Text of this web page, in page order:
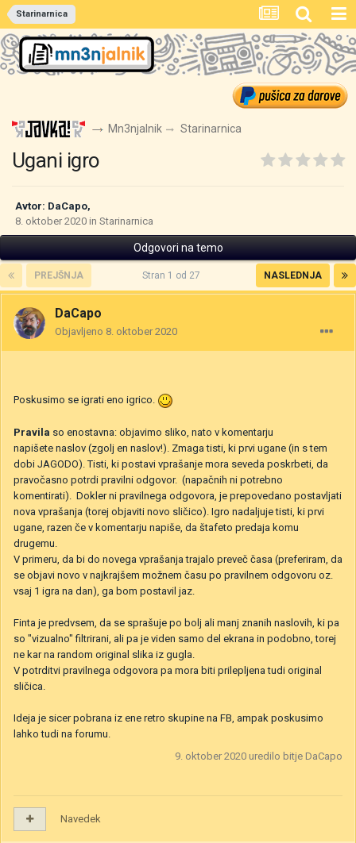
Starinarnica
Mn3njalnik Starinarnica
Ugani igro
Avtor: DaCapo,
8. oktober 2020 in Starinarnica
Odgovori na temo
PREJŠNJA NASLEDNJA
Stran 1 od 27
DaCapo
Objavljeno 8. oktober 2020
Poskusimo se igrati eno igrico.
Pravila so enostavna: objavimo sliko, nato v komentarju
napišete naslov (zgolj en naslov!). Zmaga tisti, ki prvi ugane (in s tem
dobi JAGODO). Tisti, ki postavi vprašanje mora seveda poskrbeti, da
pravočasno potrdi pravilni odgovor. (napačnih ni potrebno
komentirati). Dokler ni pravilnega odgovora, je prepovedano postavljati
nova vprašanja (torej objaviti novo sličico). Igro nadaljuje tisti, ki prvi
ugane, razen če v komentarju napiše, da štafeto predaja komu
drugemu.
V primeru, da bi do novega vprašanja trajalo preveč časa (preferiram, da
se objavi novo v najkrajšem možnem času po pravilnem odgovoru oz.
vsaj 1 igra na dan), ga bom postavil jaz.
Finta je predvsem, da se sprašuje po bolj ali manj znanih naslovih, ki pa
so "vizualno" filtrirani, ali pa je viden samo del ekrana in podobno, torej
ne kar na random original slika iz gugla.
V potrditvi pravilnega odgovora pa mora biti prilepljena tudi original
sličica.
Ideja je sicer pobrana iz ene retro skupine na FB, ampak poskusimo
lahko tudi na forumu.
9. oktober 2020 uredilo bitje DaCapo
Navedek